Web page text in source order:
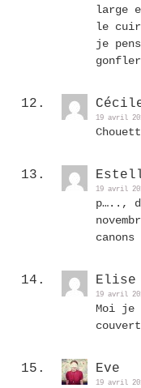
large
le cuir
je
19 avril
19 avril
p…..,
Elise
19 avril
Moi
Eve
19 avril